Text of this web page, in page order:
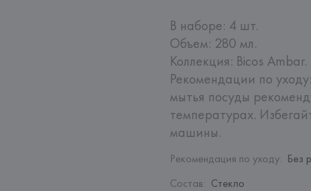
В наборе: 4 шт.
Объем: 280 мл.
Коллекция: Bicos Ambar.
Рекомендации по
мытья посуды
температурах.
машины.
Рекомендация по уходу: Без
Состав: Стекло